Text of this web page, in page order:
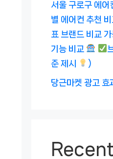
서울 구로구 에어
별 에어컨 추천
표 브랜드 비교
기능 비교
준 제시
)
당근마켓 광고 효
Recent